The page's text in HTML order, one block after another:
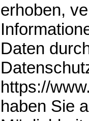
erhoben,
Daten
https://
haben Sie